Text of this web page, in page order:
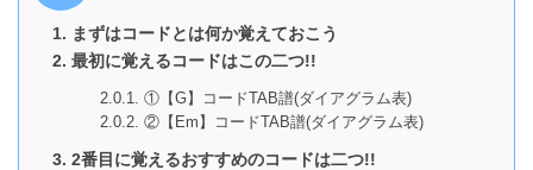
まずはコードとは何か覚えておこう
最初に覚えるコードはこの二つ!!
①【G】コードTAB譜(ダイアグラム表)
②【Em】コードTAB譜(ダイアグラム表)
2番目に覚えるおすすめのコードは二つ!!